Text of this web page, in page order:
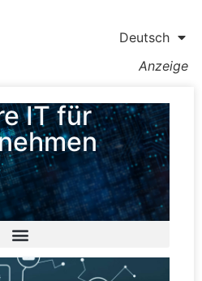
Deutsch
Anzeige
IT für